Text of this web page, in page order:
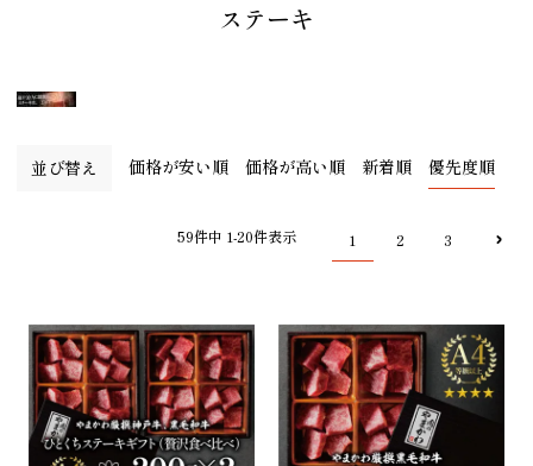
ステーキ
並び替え 価格が安い順 価格が高い順 新着順 優先度順
59件中 1-20件表示 1 2 3